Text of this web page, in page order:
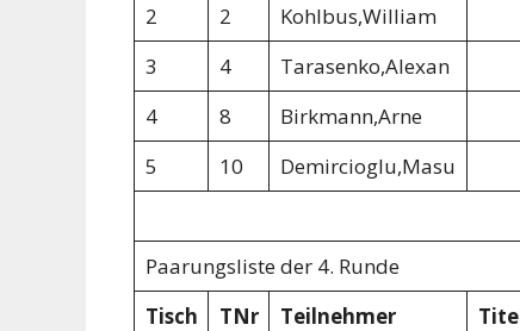
2
2 Kohlbus,William
3
4 Tarasenko,Alexan
4
8 Birkmann,Arne
5
10 Demircioglu,Masu
Paarungsliste der 4. Runde
Tisch
TNr Teilnehmer Tite